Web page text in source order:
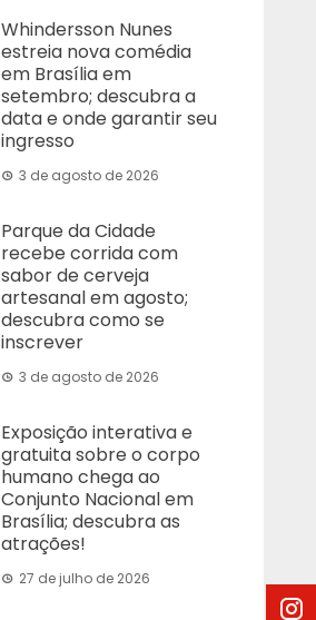
Whindersson Nunes
estreia nova comédia
em Brasília em
setembro; descubra a
data e onde garantir seu
ingresso
3 de agosto de 2026
Parque da Cidade
recebe corrida com
sabor de cerveja
artesanal em agosto;
descubra como se
inscrever
3 de agosto de 2026
Exposição interativa e
gratuita sobre o corpo
humano chega ao
Conjunto Nacional em
Brasília; descubra as
atrações!
27 de julho de 2026